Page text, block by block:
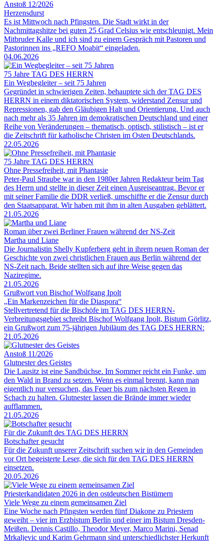
Anstoß 12/2026
Herzensdurst
Es ist Mittwoch nach Pfingsten. Die Stadt wirkt in der
Nachmittagshitze bei guten 25 Grad Celsius wie entschleunigt. Mein
Mitbruder Kalle und ich sind zu einem Gespräch mit Pastoren und
Pastorinnen ins „REFO Moabit“ eingeladen.
04.06.2026
75 Jahre TAG DES HERRN
Ein Wegbegleiter – seit 75 Jahren
Gegründet in schwierigen Zeiten, behauptete sich der TAG DES
HERRN in einem diktatorischen System, widerstand Zensur und
Repressionen, gab den Gläubigen Halt und Orientierung. Und auch
nach mehr als 35 Jahren im demokratischen Deutschland und einer
Reihe von Veränderungen – thematisch, optisch, stilistisch – ist er
die Zeitschrift für katholische Christen im Osten Deutschlands.
22.05.2026
75 Jahre TAG DES HERRN
Ohne Pressefreiheit, mit Phantasie
Peter-Paul Straube war in den 1980er Jahren Redakteur beim Tag
des Herrn und stellte in dieser Zeit einen Ausreiseantrag. Bevor er
mit seiner Familie die DDR verließ, umschiffte er die Zensur durch
den Staatsapparat. Wir haben mit ihm in alten Ausgaben geblättert.
21.05.2026
Roman über zwei Berliner Frauen während der NS-Zeit
Martha und Liane
Die Journalistin Shelly Kupferberg geht in ihrem neuen Roman der
Geschichte von zwei christlichen Frauen aus Berlin während der
NS-Zeit nach. Beide stellten sich auf ihre Weise gegen das
Naziregime.
21.05.2026
Grußwort von Bischof Wolfgang Ipolt
„Ein Markenzeichen für die Diaspora“
Stellvertretend für die Bischöfe im TAG DES HERRN-
Verbreitungsgebiet schreibt Bischof Wolfgang Ipolt, Bistum Görlitz,
ein Grußwort zum 75-jährigen Jubiläum des TAG DES HERRN:
21.05.2026
Anstoß 11/2026
Glutnester des Geistes
Die Lausitz ist eine Sandbüchse. Im Sommer reicht ein Funke, um
den Wald in Brand zu setzen. Wenn es einmal brennt, kann man
eigentlich nur versuchen, das Feuer bis zum nächsten Regen in
Schach zu halten. Glutnester lassen die Brände immer wieder
aufflammen.
21.05.2026
Für die Zukunft des TAG DES HERRN
Botschafter gesucht
Für die Zukunft unserer Zeitschrift suchen wir in den Gemeinden
vor Ort begeisterte Leser, die sich für den TAG DES HERRN
einsetzen.
20.05.2026
Priesterkandidaten 2026 in den ostdeutschen Bistümern
Viele Wege zu einem gemeinsamen Ziel
Eine Woche nach Pfingsten werden fünf Diakone zu Priestern
geweiht – vier im Erzbistum Berlin und einer im Bistum Dresden-
Meißen. Dennis Castillo, Theodor Meyer, Marco Marini, Senad
Mrkaljevic und Karim Gehrmann sind unterschiedlichster Herkunft